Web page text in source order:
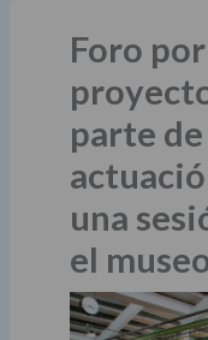
Foro
parte
una
el